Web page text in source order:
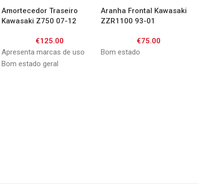
Amortecedor Traseiro
Kawasaki Z750 07-12
€125.00
Apresenta marcas de uso
Bom estado geral
Aranha Frontal Kawasaki
ZZR1100 93-01
€75.00
Bom estado